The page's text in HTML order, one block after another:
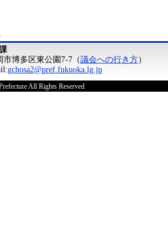
博多区東公園7-7（議会への行き方）
gchosa2@pref.fukuoka.lg.jp
All Rights Reserved